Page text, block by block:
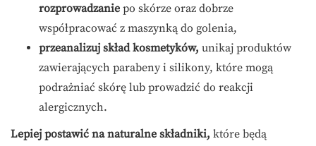
rozprowadzanie po skórze oraz dobrze
współpracować z maszynką do golenia,
przeanalizuj skład kosmetyków, unikaj produktów
zawierających parabeny i silikony, które mogą
podrażniać skórę lub prowadzić do reakcji
alergicznych.
Lepiej postawić na naturalne składniki, które będą